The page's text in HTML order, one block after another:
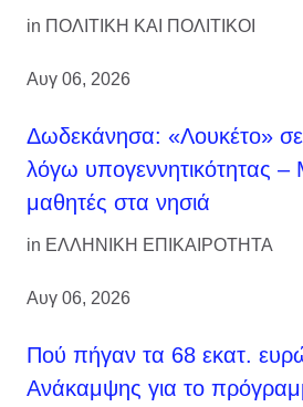
in ΠΟΛΙΤΙΚΗ ΚΑΙ ΠΟΛΙΤΙΚΟΙ
Αυγ 06, 2026
Δωδεκάνησα: «Λουκέτο» σε
λόγω υπογεννητικότητας –
μαθητές στα νησιά
in ΕΛΛΗΝΙΚΗ ΕΠΙΚΑΙΡΟΤΗΤΑ
Αυγ 06, 2026
Πού πήγαν τα 68 εκατ.
Ανάκαμψης για το